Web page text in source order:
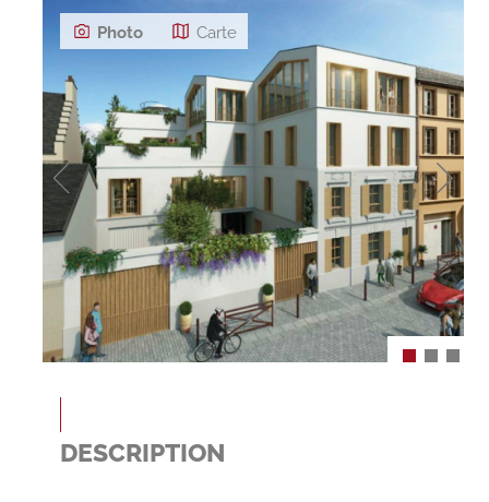
Photo Carte
DESCRIPTION